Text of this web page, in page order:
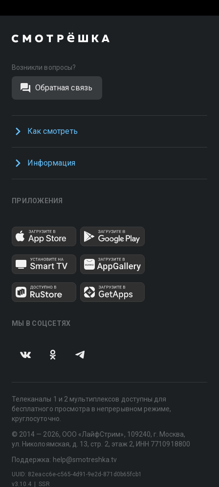
Возникли вопросы?
Обратная связь
Как смотреть
Информация
ПРИЛОЖЕНИЯ
МЫ В СОЦСЕТЯХ
Телеканалы 1 и 2 мультиплексов доступны для
бесплатного просмотра в непрерывном режиме,
круглосуточно.
© 2014 — 2026, ООО «ЛайфСтрим», 109240, г. Москва,
ул. Николоямская, д. 13, стр. 2, этаж 2, ИНН 7710918800
Поддержка: help@smotreshka.tv
v3.10.4 SSR
UUID: 82eacc6e-c565-4d91-9e2d-871d0b65fcb1